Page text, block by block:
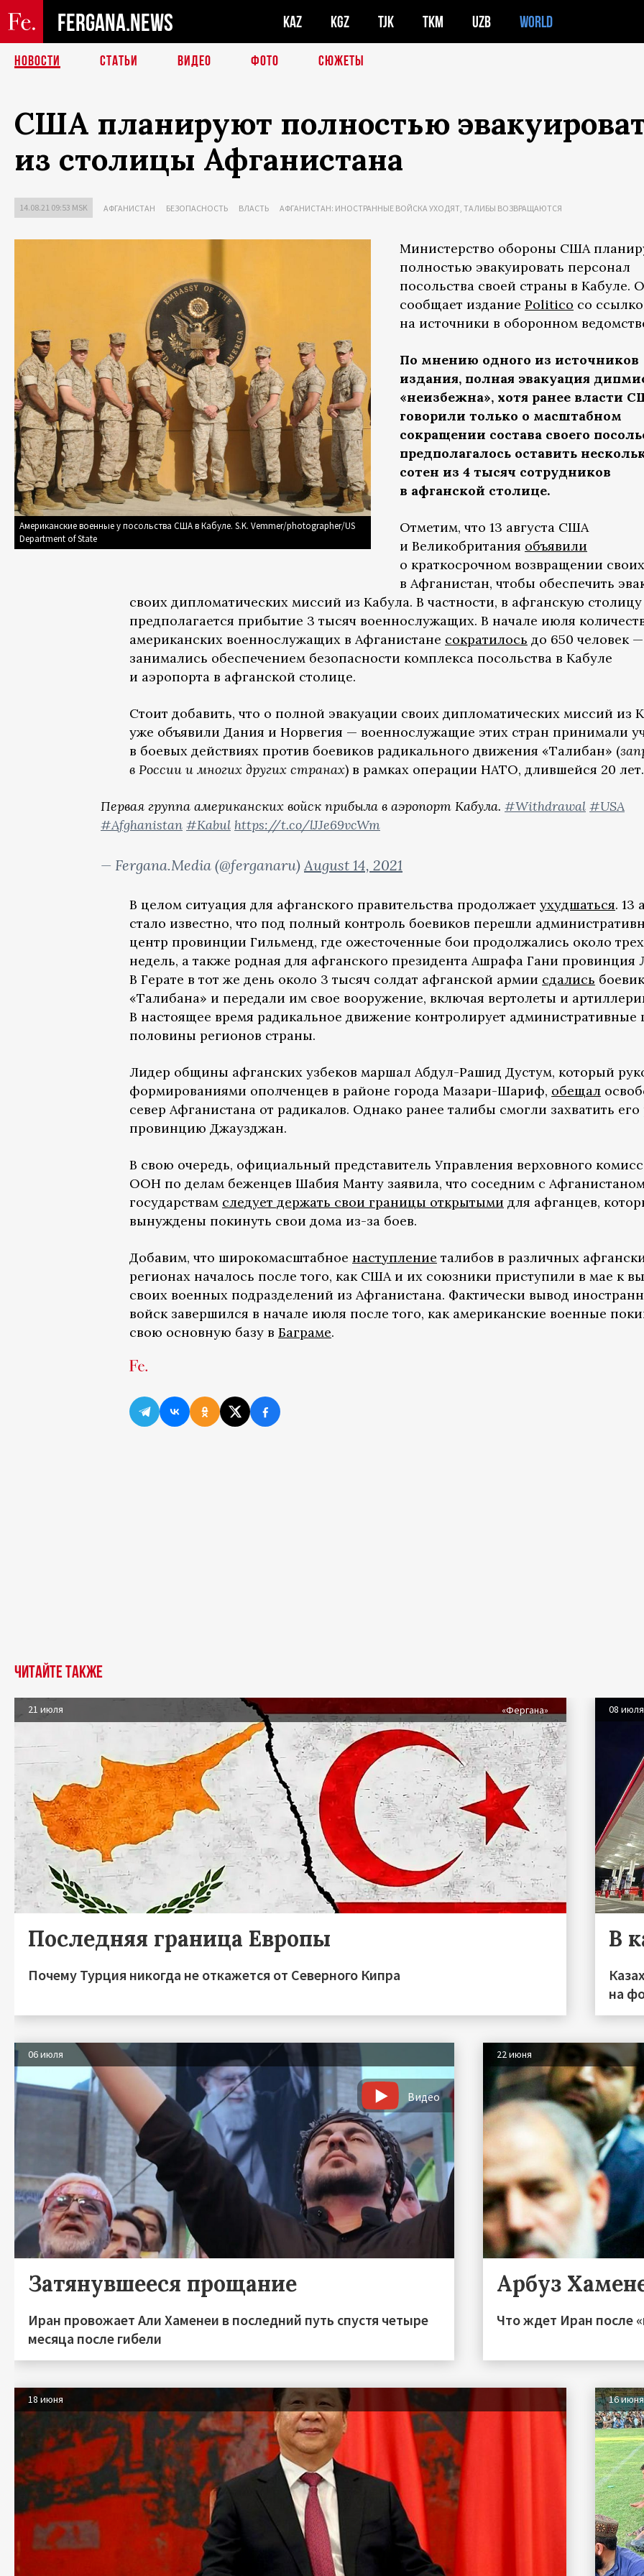
FERGANA.NEWS KAZ KGZ TJK TKM UZB WORLD
НОВОСТИ СТАТЬИ ВИДЕО ФОТО СЮЖЕТЫ
США планируют полностью
из столицы Афганистана
14.08.21 09:53 MSK АФГАНИСТАН БЕЗОПАСНОСТЬ ВЛАСТЬ АФГАНИСТАН: ИНОСТРАННЫЕ ВОЙСКА УХОДЯТ, ТАЛИБЫ ВОЗВРАЩАЮТСЯ
Американские военные у посольства США в Кабуле. S.K. Vemmer/photographer/US
Department of State
Министерство обороны США
полностью эвакуировать персонал
посольства своей страны в Кабуле.
сообщает издание Politico со
на источники в оборонном
По мнению одного из источников
издания, полная эвакуация
«неизбежна», хотя ранее власти
говорили только о масштабном
сокращении состава своего
предполагалось оставить
сотен из 4 тысяч сотрудников
в афганской столице.
Отметим, что 13 августа США
и Великобритания объявили
о краткосрочном возвращении
в Афганистан, чтобы обеспечить
своих дипломатических миссий из Кабула. В частности, в афганскую столицу
предполагается прибытие 3 тысяч военнослужащих. В начале июля
американских военнослужащих в Афганистане сократилось до 650 человек
занимались обеспечением безопасности комплекса посольства в Кабуле
и аэропорта в афганской столице.
Стоит добавить, что о полной эвакуации своих дипломатических миссий из
уже объявили Дания и Норвегия — военнослужащие этих стран принимали
в боевых действиях против боевиков радикального движения «Талибан» (
в России и многих других странах) в рамках операции НАТО, длившейся 20 лет.
Первая группа американских войск прибыла в аэропорт Кабула. #Withdrawal #USA
#Afghanistan #Kabul https://t.co/lJJe69vcWm
— Fergana.Media (@ferganaru)August 14, 2021
В целом ситуация для афганского правительства продолжает ухудшаться. 13
стало известно, что под полный контроль боевиков перешли
центр провинции Гильменд, где ожесточенные бои продолжались около трех
недель, а также родная для афганского президента Ашрафа Гани провинция
В Герате в тот же день около 3 тысяч солдат афганской армии сдались
«Талибана» и передали им свое вооружение, включая вертолеты и
В настоящее время радикальное движение контролирует административные
половины регионов страны.
Лидер общины афганских узбеков маршал Абдул-Рашид Дустум, который
формированиями ополченцев в районе города Мазари-Шариф, обещал
север Афганистана от радикалов. Однако ранее талибы смогли захватить
провинцию Джаузджан.
В свою очередь, официальный представитель Управления верховного
ООН по делам беженцев Шабия Манту заявила, что соседним с
государствам следует держать свои границы открытыми для афганцев,
вынуждены покинуть свои дома из-за боев.
Добавим, что широкомасштабное наступление талибов в различных
регионах началось после того, как США и их союзники приступили в мае к
своих военных подразделений из Афганистана. Фактически вывод
войск завершился в начале июля после того, как американские военные
свою основную базу в Баграме.
Читайте также
21 июля «Фергана»
Последняя граница Европы
Почему Турция никогда не откажется от Северного Кипра
08 июля
В
на
06 июля
Видео
Затянувшееся прощание
Иран провожает Али Хаменеи в последний путь спустя четыре
месяца после гибели
22 июня
Арбуз
Что ждет Иран после
18 июня 16 июня